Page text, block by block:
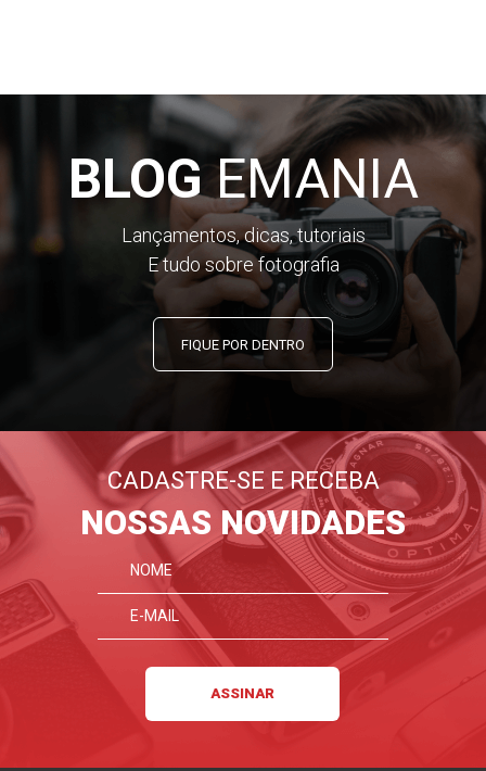
BLOGEMANIA
Lançamentos, dicas, tutoriais
E tudo sobre fotografia
FIQUE POR DENTRO
CADASTRE-SE E RECEBA
NOSSAS NOVIDADES